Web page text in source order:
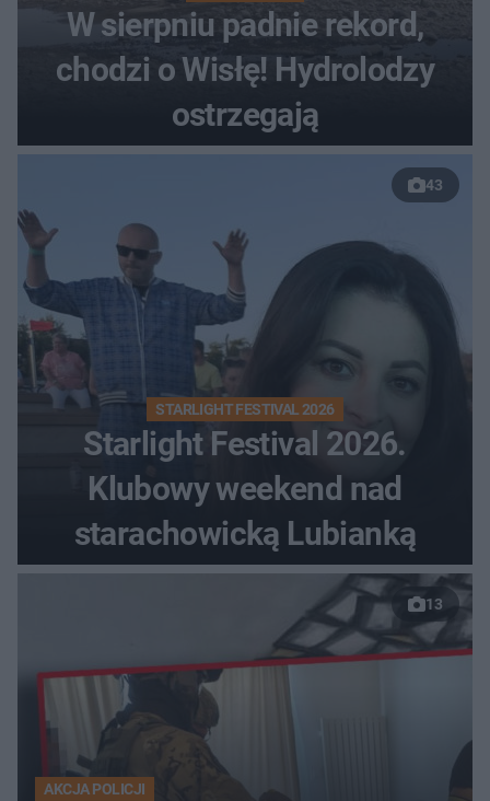
W sierpniu padnie rekord,
chodzi o Wisłę! Hydrolodzy
ostrzegają
43
STARLIGHT FESTIVAL 2026
Starlight Festival 2026.
Klubowy weekend nad
starachowicką Lubianką
13
AKCJA POLICJI